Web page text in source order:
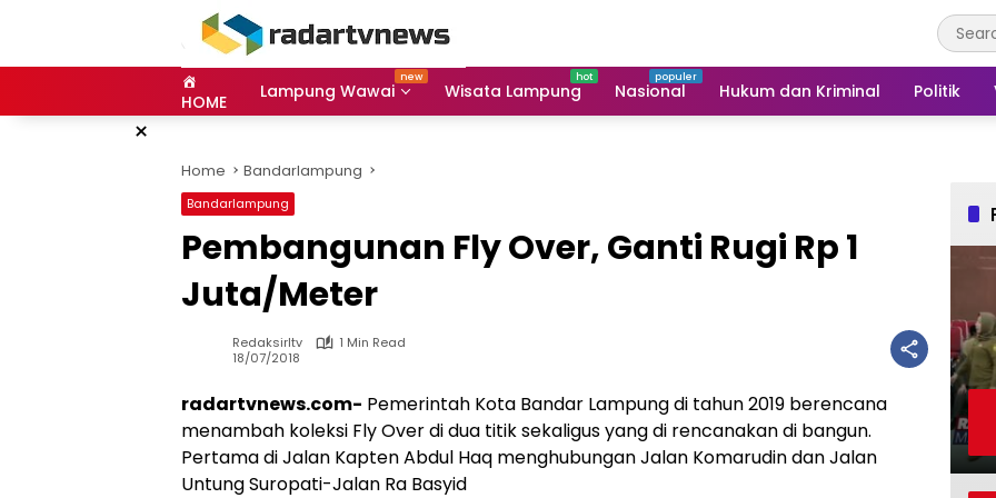
HOME Lampung Wawai Wisata Lampung Nasional Hukum dan Kriminal Politik
×
Home Bandarlampung
Bandarlampung
Pembangunan Fly Over, Ganti Rugi Rp 1
Juta/Meter
Redaksirltv
1 Min Read
18/07/2018
radartvnews.com- Pemerintah Kota Bandar Lampung di tahun 2019 berencana
menambah koleksi Fly Over di dua titik sekaligus yang di rencanakan di bangun.
Pertama di Jalan Kapten Abdul Haq menghubungan Jalan Komarudin dan Jalan
Untung Suropati-Jalan Ra Basyid